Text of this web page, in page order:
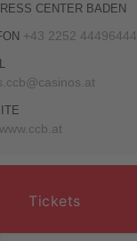
CENTER BADEN
+43 2252 44496444
Tickets